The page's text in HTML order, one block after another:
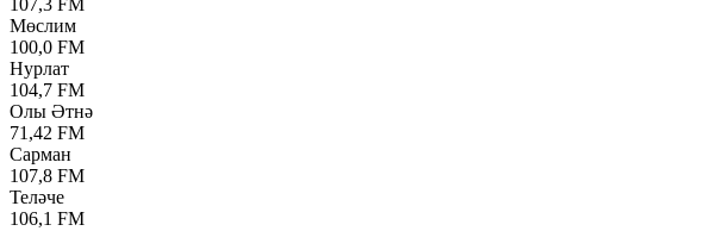
107,3 FM
Мөслим
100,0 FM
Нурлат
104,7 FM
Олы Әтнә
71,42 FM
Сарман
107,8 FM
Теләче
106,1 FM